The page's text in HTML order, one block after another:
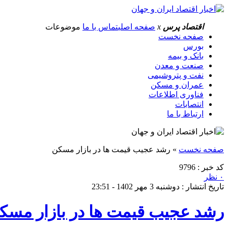
اقتصاد پرس x صفحه اصلیتماس با ما موضوعات
صفحه نخست
بورس
بانک و بیمه
صنعت و معدن
نفت و پتروشیمی
عمران و مسکن
فناوری اطلاعات
انتصابات
ارتباط با ما
صفحه نخست » رشد عجیب قیمت ها در بازار مسکن
کد خبر : 9796
۰ نظر
تاریخ انتشار : دوشنبه 3 مهر 1402 - 23:51
رشد عجیب قیمت ها در بازار